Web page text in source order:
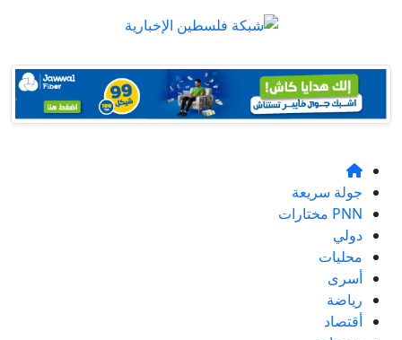
جولة سريعة
PNN مختارات
دولي
محليات
أسرى
رياضة
أقتصاد